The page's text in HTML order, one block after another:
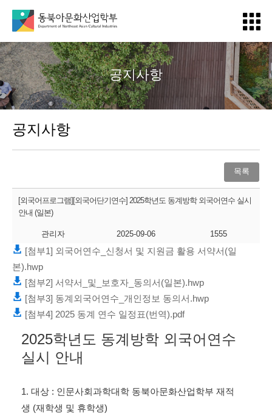
기
공지사항
공지사항
목록
[외국어프로그램][외국어단기연수] 2025학년도 동계방학 외국어연수 실시
안내 (일본)
관리자 2025-09-06 1555
[첨부1] 외국어연수_신청서 및 지원금 활용 서약서(일
본).hwp
[첨부2] 서약서_및_보호자_동의서(일본).hwp
[첨부3] 동계외국어연수_개인정보 동의서.hwp
[첨부4] 2025 동계 연수 일정표(번역).pdf
​2025학년도 동계방학 외국어연수
실시 안내
1. 대상 : 인문사회과학대학 동북아문화산업학부 재적
생 (재학생 및 휴학생)